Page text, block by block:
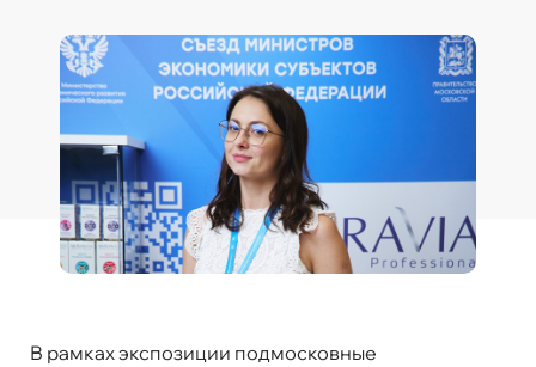
В рамках экспозиции подмосковные